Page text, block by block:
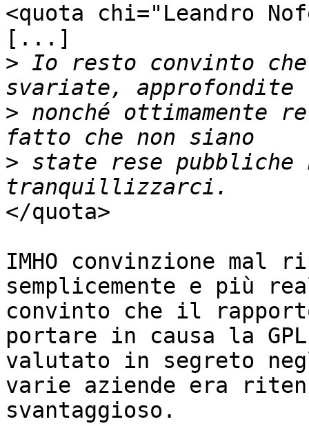
<quota chi="Leandro
[...]
> Io resto convinto
> nonché
> state rese pubbliche
</quota>
IMHO convinzione mal
semplicemente e più
convinto che il
portare in causa la GPL
valutato in segreto
varie aziende era
svantaggioso.